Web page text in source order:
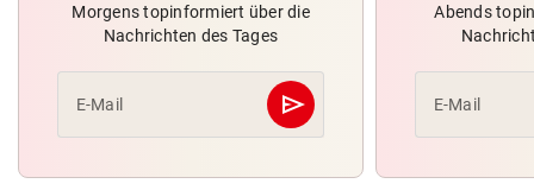
Morgens topinformiert über die
Nachrichten des Tages
E-Mail send
Abschicken
Abends
E-Mail